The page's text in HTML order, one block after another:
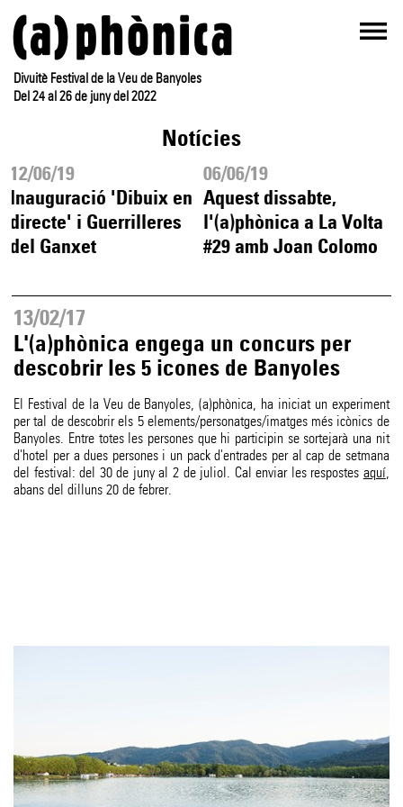
Divuitè Festival de la Veu de Banyoles
Del 24 al 26 de juny del 2022
Notícies
12/06/19
Inauguració 'Dibuix en
directe' i Guerrilleres
del Ganxet
06/06/19
Aquest dissabte,
l'(a)phònica a La Volta
#29 amb Joan Colomo
13/02/17
L'(a)phònica engega un concurs per
descobrir les 5 icones de Banyoles
El Festival de la Veu de Banyoles, (a)phònica, ha iniciat un experiment
per tal de descobrir els 5 elements/personatges/imatges més icònics de
Banyoles. Entre totes les persones que hi participin se sortejarà una nit
d'hotel per a dues persones i un pack d'entrades per al cap de setmana
del festival: del 30 de juny al 2 de juliol. Cal enviar les respostes aquí,
abans del dilluns 20 de febrer.